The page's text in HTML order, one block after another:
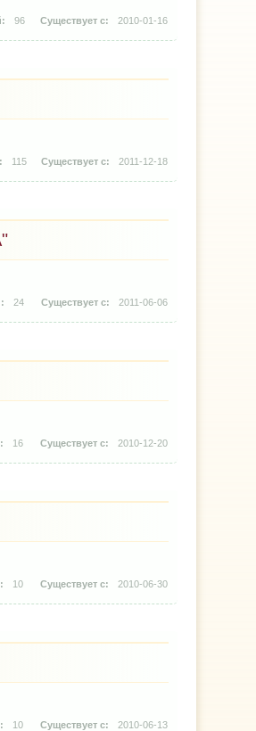
96 2010-01-16
115 2011-12-18
24 2011-06-06
16 2010-12-20
10 2010-06-30
10 2010-06-13